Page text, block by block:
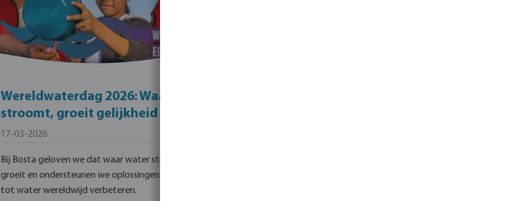
Wereldwaterdag 2026: Waar water
stroomt, groeit gelijkheid
17-03-2026
Bij Bosta geloven we dat waar water stroomt, gelijkheid
groeit en ondersteunen we oplossingen die de toegang
tot water wereldwijd verbeteren.